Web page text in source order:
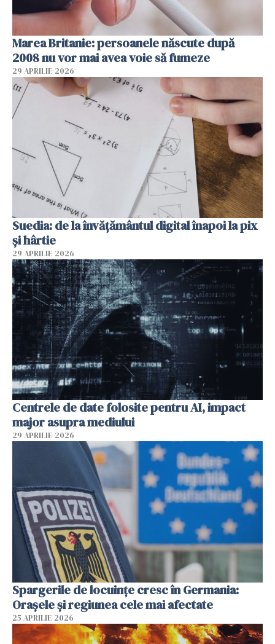
Marea Britanie: persoanele născute după
2008 nu vor mai avea voie să fumeze
29 APRILIE 2026
Suedia: de la învățământul digital înapoi la pix
și hârtie
29 APRILIE 2026
Centrele de date folosite pentru AI, impact
major asupra mediului
29 APRILIE 2026
Spargerile de locuințe cresc în Germania:
Orașele și regiunea cele mai afectate
25 APRILIE 2026